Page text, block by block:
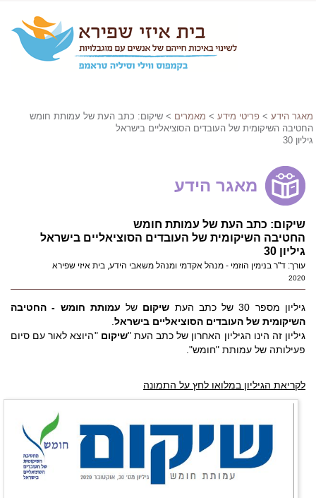
מאגר הידע > פריטי מידע > מאמרים > שיקום: כתב העת של עמותת חומש
החטיבה השיקומית של העובדים הסוציאליים בישראל
גיליון 30
מאגר הידע
שיקום: כתב העת של עמותת חומש
החטיבה השיקומית של העובדים הסוציאליים בישראל
גיליון 30
עורך: ד"ר בנימין הוזמי - מנהל אקדמי ומנהל משאבי הידע, בית איזי שפירא
2020
גיליון מספר 30 של כתב העת שיקום של עמותת חומש - החטיבה
השיקומית של העובדים הסוציאליים בישראל
גיליון זה הינו הגיליון האחרון של כתב העת "שיקום "היוצא לאור עם סיום
פעילותה של עמותת "חומש".
לקריאת הגיליון במלואו לחץ על התמונה